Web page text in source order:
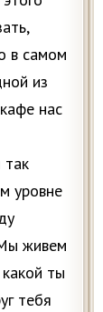
в самом
из
нас
уровне
живем
ты
тебя